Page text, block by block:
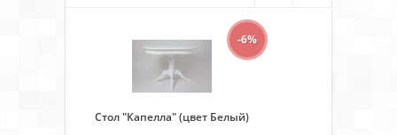
-6%
Стол "Капелла" (цвет Белый)